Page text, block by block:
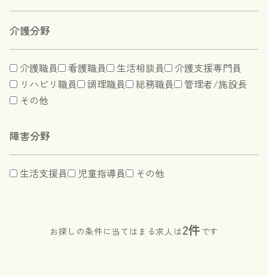
介護分野
介護職員 看護職員 生活相談員
介護支援専門員
リハビリ職員
調理職員 総務職員
管理者/施設長
その他
障害分野
生活支援員 児童指導員 その他
お探しの条件に当てはまる求人は2件です